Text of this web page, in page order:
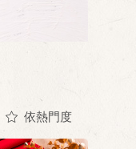
依熱門度